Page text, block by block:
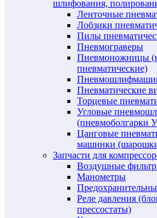
шлифования,
Ленточные
Лобзики
Пилы
Пневмограверы
Пневмоножницы
пневматические)
Торцевые
Угловые
Цанговые
машинки
Запчасти для
Воздушные
Манометры
Реле давления
прессостаты)